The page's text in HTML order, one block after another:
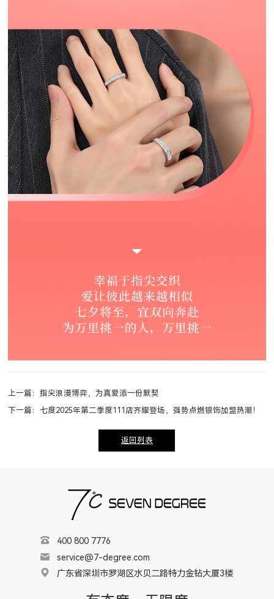
上一篇：指尖浪漫博弈，为真爱添一份默契
下一篇：七度2025年第二季度111店齐耀登场，强势点燃银饰加盟热潮！
返回列表
400 800 7776
service@7-degree.com
广东省深圳市罗湖区水贝二路特力金钻大厦3楼